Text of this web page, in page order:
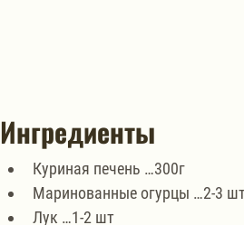
Ингредиенты
Куриная печень …300г
Маринованные огурцы …2-3
Лук …1-2 шт